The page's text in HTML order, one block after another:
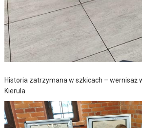
Historia zatrzymana w szkicach – wernisaż
Kierula